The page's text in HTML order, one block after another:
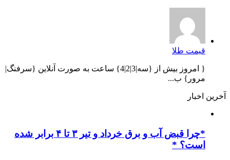
قیمت طلا
{ امروز بیش از {سه|3|2|4} ساعت به صورت آنلاین {سرفنگ|
مرور} ب...
آخرین اخبار
*چرا قبض آب و برق خرداد و تیر ۳ تا ۴ برابر شده
است؟ *